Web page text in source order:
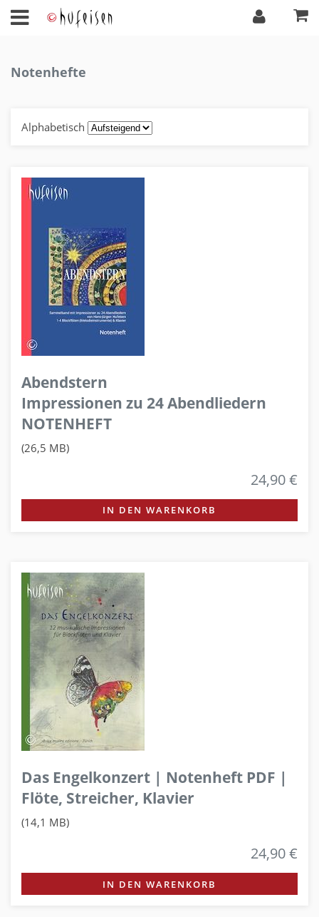
Notenhefte
Alphabetisch
Abendstern
Impressionen zu 24 Abendliedern
NOTENHEFT
(26,5 MB)
24,90 €
IN DEN WARENKORB
Das Engelkonzert | Notenheft PDF |
Flöte, Streicher, Klavier
(14,1 MB)
24,90 €
IN DEN WARENKORB